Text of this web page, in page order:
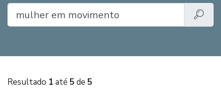
Resultado 1 até 5 de 5